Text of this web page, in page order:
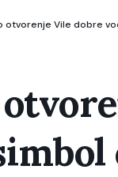
otvorenje Vile dobre